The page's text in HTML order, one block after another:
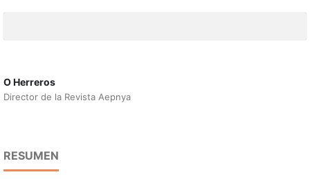
O Herreros
Director de la Revista Aepnya
RESUMEN